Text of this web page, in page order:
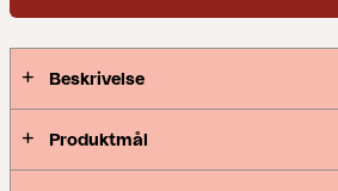
Beskrivelse
Produktmål